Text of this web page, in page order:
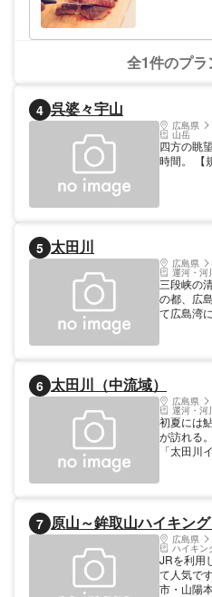
全1件のプ
4 呉婆々宇山
広島県
山岳
四方の眺
時間。 【
5 太田川
広島県
運河・河
三段峡の
の都、広
て広島湾
6 太田川（中流域）
広島県
運河・河
初夏には
が訪れる
「太田川
7 原山～鉾取山ハイキン
広島県
ハイキン
JRを利用
て人気で
市・山陽